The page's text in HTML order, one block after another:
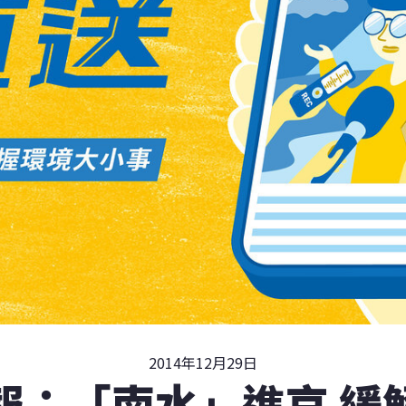
2014年12月29日